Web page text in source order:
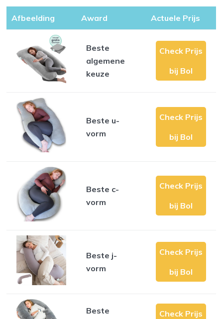
Afbeelding Award Actuele Prijs
Beste
algemene
keuze
Check Prijs
bij Bol
Beste u-
vorm
Check Prijs
bij Bol
Beste c-
vorm
Check Prijs
bij Bol
Beste j-
vorm
Check Prijs
bij Bol
Beste
Check Prijs